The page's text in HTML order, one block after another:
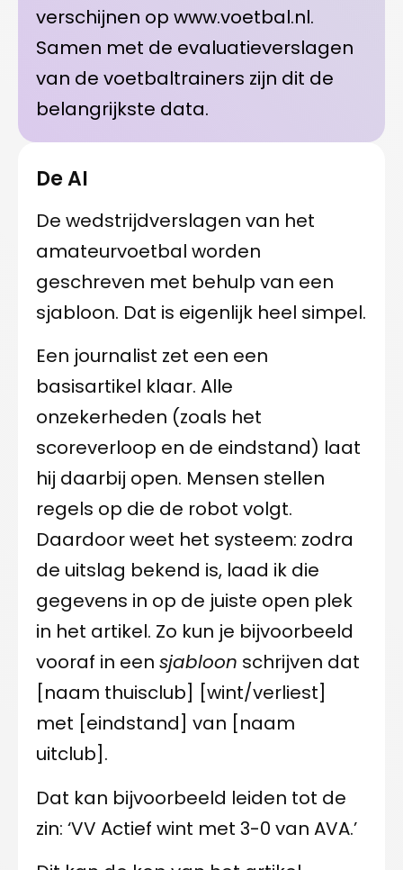
verschijnen op www.voetbal.nl.
Samen met de evaluatieverslagen
van de voetbaltrainers zijn dit de
belangrijkste data.
De AI
De wedstrijdverslagen van het
amateurvoetbal worden
geschreven met behulp van een
sjabloon. Dat is eigenlijk heel simpel.
Een journalist zet een een
basisartikel klaar. Alle
onzekerheden (zoals het
scoreverloop en de eindstand) laat
hij daarbij open. Mensen stellen
regels op die de robot volgt.
Daardoor weet het systeem: zodra
de uitslag bekend is, laad ik die
gegevens in op de juiste open plek
in het artikel. Zo kun je bijvoorbeeld
vooraf in een sjabloon schrijven dat
[naam thuisclub] [wint/verliest]
met [eindstand] van [naam
uitclub].
Dat kan bijvoorbeeld leiden tot de
zin: ‘VV Actief wint met 3-0 van AVA.’